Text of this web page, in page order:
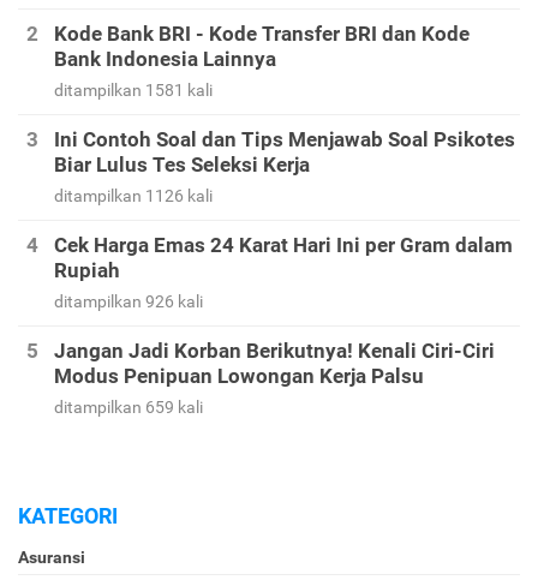
Kode Bank BRI - Kode Transfer BRI dan Kode
Bank Indonesia Lainnya
ditampilkan 1581 kali
Ini Contoh Soal dan Tips Menjawab Soal Psikotes
Biar Lulus Tes Seleksi Kerja
ditampilkan 1126 kali
Cek Harga Emas 24 Karat Hari Ini per Gram dalam
Rupiah
ditampilkan 926 kali
Jangan Jadi Korban Berikutnya! Kenali Ciri-Ciri
Modus Penipuan Lowongan Kerja Palsu
ditampilkan 659 kali
KATEGORI
Asuransi